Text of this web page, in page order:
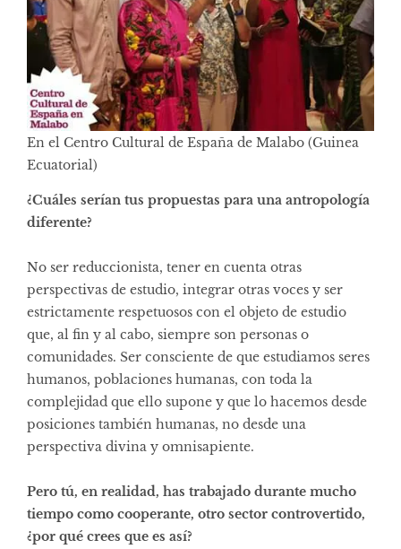
En el Centro Cultural de España de Malabo (Guinea
Ecuatorial)
¿Cuáles serían tus propuestas para una antropología
diferente?
No ser reduccionista, tener en cuenta otras
perspectivas de estudio, integrar otras voces y ser
estrictamente respetuosos con el objeto de estudio
que, al fin y al cabo, siempre son personas o
comunidades. Ser consciente de que estudiamos seres
humanos, poblaciones humanas, con toda la
complejidad que ello supone y que lo hacemos desde
posiciones también humanas, no desde una
perspectiva divina y omnisapiente.
Pero tú, en realidad, has trabajado durante mucho
tiempo como cooperante, otro sector controvertido,
¿por qué crees que es así?